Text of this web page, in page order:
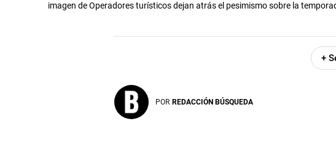
imagen de Operadores turísticos dejan atrás el pesimismo sobre la
+
POR REDACCIÓN BÚSQUEDA